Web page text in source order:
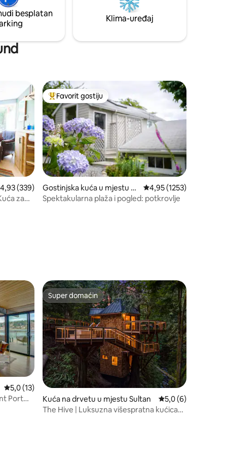
i
psa –
**Imajte na umu da u spavaćoj sobi u
potkrovlju bude hladno tokom hladnog
besplatan
Klima-uređaj
ocjena 4,93 od 5, recenzija: 339
4,93 (339)
za
Glavni favorit gostiju
Favorit gostiju
Gostinjska kuća u mjestu Va
shon
prosječna ocjena 4,95
4,95 (1253)
Spektakularna plaža i pogled: potkrovlje
prosječna ocjena 5,0 od 5, recenzija: 13
5,0 (13)
Port
Super domaćin
Super domaćin
Kuća na drvetu u mjestu Sultan prosječna ocjena
5,0 (6)
The Hive | Luksuzna višespratna kućica